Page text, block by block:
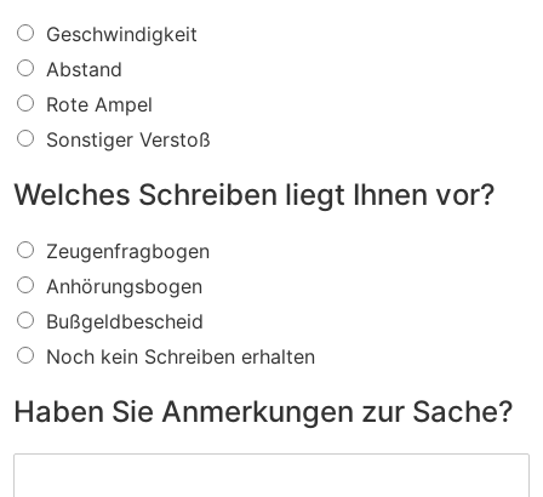
W
a
s
f
ü
r
i
V
e
r
s
t
o
ß
w
Geschwindigkeit
Abstand
Rote Ampel
Sonstiger Verstoß
Welches Schreiben liegt Ihnen vor?
W
e
c
h
e
S
Zeugenfragbogen
Anhörungsbogen
Bußgeldbescheid
Noch kein Schreiben erhalten
Haben Sie Anmerkungen zur Sache?